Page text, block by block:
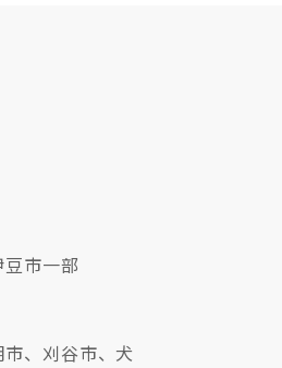
市一部
、刈谷市、犬